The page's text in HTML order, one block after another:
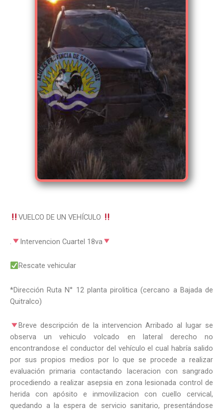
VUELCO DE UN VEHÍCULO
Intervencion Cuartel 18va
Rescate vehicular
*Dirección Ruta N° 12 planta pirolitica (cercano a Bajada de
Quitralco)
Breve descripción de la intervencion Arribado al lugar se
observa un vehiculo volcado en lateral derecho no
encontrandose el conductor del vehículo el cual habría salido
por sus propios medios por lo que se procede a realizar
evaluación primaria contactando laceracion con sangrado
procediendo a realizar asepsia en zona lesionada control de
herida con apósito e inmovilizacion con cuello cervical,
quedando a la espera de servicio sanitario, presentándose